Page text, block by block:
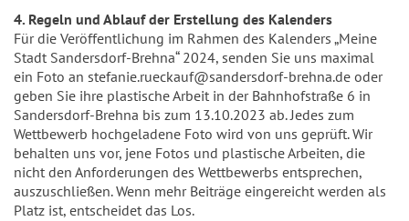
4. Regeln und Ablauf der Erstellung des Kalenders
Für die Veröffentlichung im Rahmen des Kalenders „Meine
Stadt Sandersdorf-Brehna“ 2024, senden Sie uns maximal
ein Foto an stefanie.rueckauf@sandersdorf-brehna.de oder
geben Sie ihre plastische Arbeit in der Bahnhofstraße 6 in
Sandersdorf-Brehna bis zum 13.10.2023 ab. Jedes zum
Wettbewerb hochgeladene Foto wird von uns geprüft. Wir
behalten uns vor, jene Fotos und plastische Arbeiten, die
nicht den Anforderungen des Wettbewerbs entsprechen,
auszuschließen. Wenn mehr Beiträge eingereicht werden als
Platz ist, entscheidet das Los.